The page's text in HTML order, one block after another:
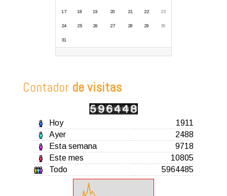
17 18 19 20 21 22 23
24 25 26 27 28 29 30
31
Contador de visitas
Hoy
1911
Ayer
2488
Esta semana
9718
Este mes
10805
Todo
5964485